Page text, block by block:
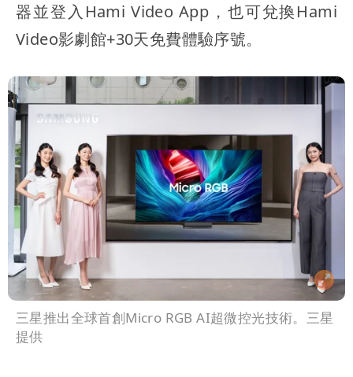
器並登入Hami Video App，也可兌換Hami
Video影劇館+30天免費體驗序號。
三星推出全球首創Micro RGB AI超微控光技術。三星
提供